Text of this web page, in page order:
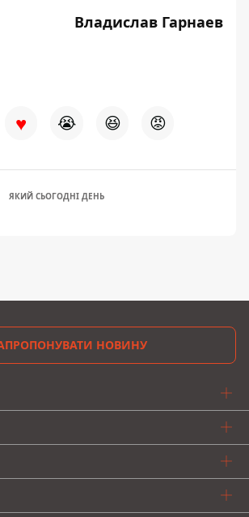
Владислав Гарнаев
♥ 😭 😆 😡
ЯКИЙ СЬОГОДНІ ДЕНЬ
НОВИНУ